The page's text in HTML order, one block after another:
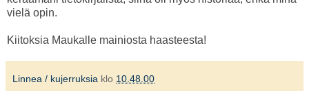
vielä opin.
Kiitoksia Maukalle mainiosta haasteesta!
Linnea / kujerruksia klo 10.48.00